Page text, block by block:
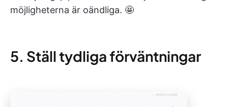
möjligheterna är oändliga. 🤩
5. Ställ tydliga förväntningar